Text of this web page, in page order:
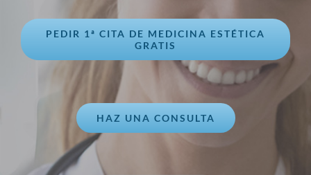
PEDIR 1ª CITA DE MEDICINA ESTÉTICA
GRATIS
HAZ UNA CONSULTA